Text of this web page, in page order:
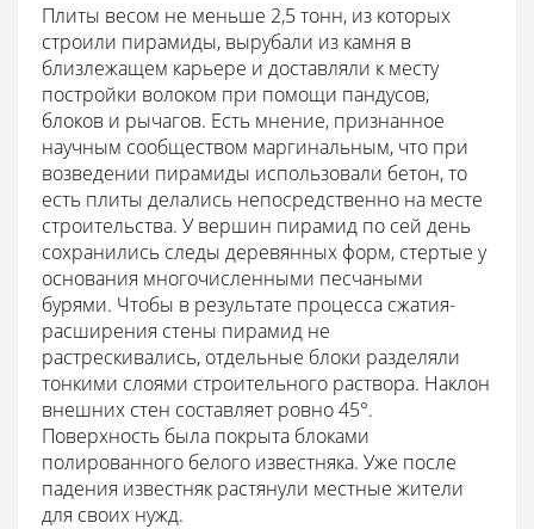
Плиты весом не меньше 2,5 тонн, из которых
строили пирамиды, вырубали из камня в
близлежащем карьере и доставляли к месту
постройки волоком при помощи пандусов,
блоков и рычагов. Есть мнение, признанное
научным сообществом маргинальным, что при
возведении пирамиды использовали бетон, то
есть плиты делались непосредственно на месте
строительства. У вершин пирамид по сей день
сохранились следы деревянных форм, стертые у
основания многочисленными песчаными
бурями. Чтобы в результате процесса сжатия-
расширения стены пирамид не
растрескивались, отдельные блоки разделяли
тонкими слоями строительного раствора. Наклон
внешних стен составляет ровно 45°.
Поверхность была покрыта блоками
полированного белого известняка. Уже после
падения известняк растянули местные жители
для своих нужд.